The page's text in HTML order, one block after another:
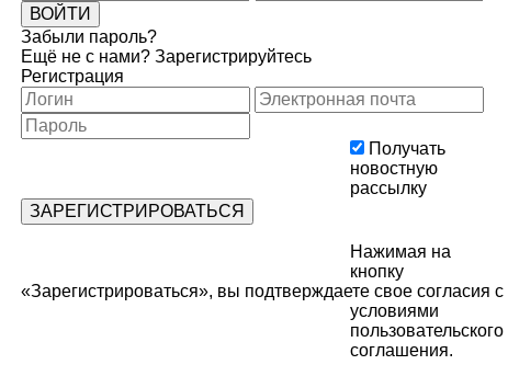
Забыли пароль?
Ещё не с нами? Зарегистрируйтесь
Регистрация
Получать
новостную
рассылку
Нажимая на
кнопку
«Зарегистрироваться», вы подтверждаете свое согласия с
условиями
пользовательского
соглашения.